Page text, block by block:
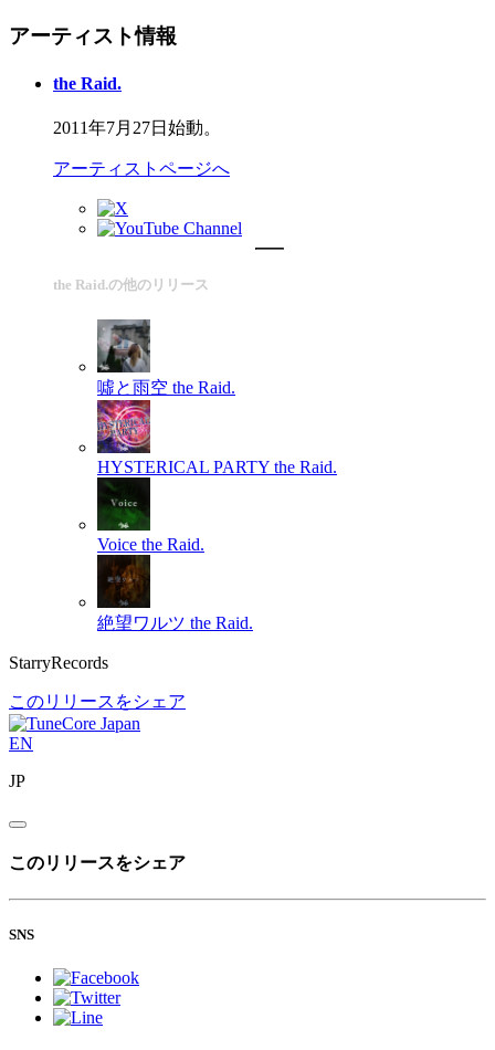
アーティスト情報
the Raid.
2011年7月27日始動。
アーティストページへ
the Raid.の他のリリース
噓と雨空 the Raid.
HYSTERICAL PARTY the Raid.
Voice the Raid.
絶望ワルツ the Raid.
StarryRecords
このリリースをシェア
EN
JP
このリリースをシェア
SNS